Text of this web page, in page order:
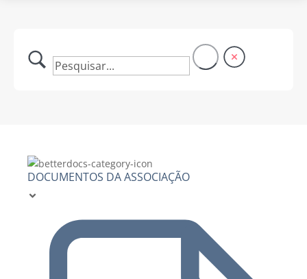
DOCUMENTOS DA ASSOCIAÇÃO